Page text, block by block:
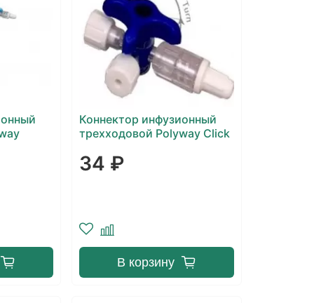
Коннектор инфузионный
трехходовой Polyway Click
34 ₽
В корзину